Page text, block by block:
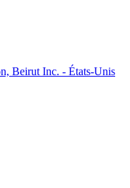
Beirut Inc. - États-Unis